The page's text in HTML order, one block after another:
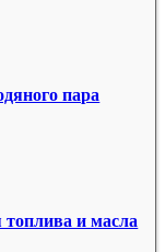
пара
и масла